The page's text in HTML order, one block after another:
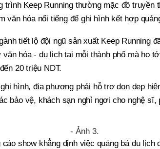
trình Keep Running thường mặc đồ truyền
văn hóa nổi tiếng để ghi hình kết hợp
tiết lộ đội ngũ sản xuất Keep Running
hóa - du lịch tại mỗi thành phố mà họ
20 triệu NDT.
hình, địa phương phải hỗ trợ dọn dẹp
bảo vệ, khách sạn nghỉ ngơi cho nghệ sĩ,
show khẳng định việc quảng bá du lịch